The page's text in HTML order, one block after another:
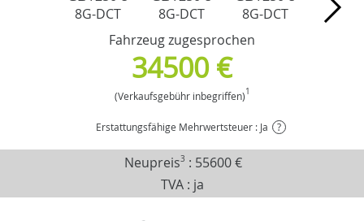
Fahrzeug zugesprochen
34500 €
(Verkaufsgebühr inbegriffen)1
Erstattungsfähige Mehrwertsteuer : Ja ?
Neupreis3 : 55600 €
TVA : ja